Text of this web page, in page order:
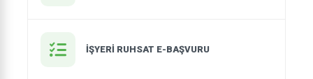
İŞYERI RUHSAT E-BAŞVURU